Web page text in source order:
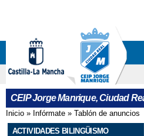
CEIP Jorge Manrique, Ciudad
Se encuentra usted
Inicio » Infórmate » Tablón de anuncios
ACTIVIDADES BILINGÜISMO